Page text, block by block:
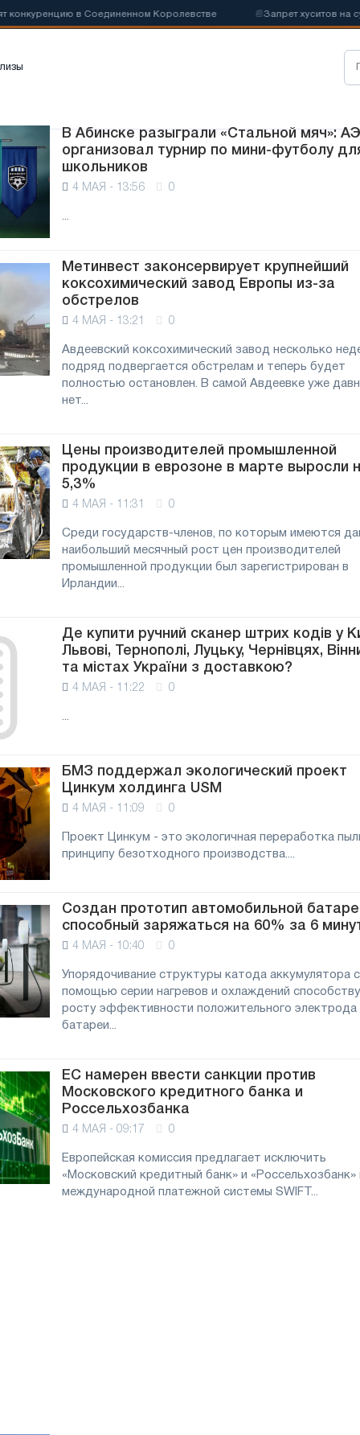
в Соединенном Королевстве Запрет хуситов на
В Абинске разыграли «Стальной мяч»:
организовал турнир по мини-футболу
школьников
4 МАЯ - 13:56 0
...
Метинвест законсервирует крупнейший
коксохимический завод Европы из-за
обстрелов
4 МАЯ - 13:21 0
Авдеевский коксохимический завод несколько
подряд подвергается обстрелам и теперь будет
полностью остановлен. В самой Авдеевке уже
нет...
Цены производителей промышленной
продукции в еврозоне в марте выросли
5,3%
4 МАЯ - 11:31 0
Среди государств-членов, по которым имеются
наибольший месячный рост цен производителей
промышленной продукции был зарегистрирован в
Ирландии...
Де купити ручний сканер штрих кодів у
Львові, Тернополі, Луцьку, Чернівцях,
та містах України з доставкою?
4 МАЯ - 11:22 0
...
БМЗ поддержал экологический проект
Цинкум холдинга USM
4 МАЯ - 11:09 0
Проект Цинкум - это экологичная переработка
принципу безотходного производства....
Создан прототип автомобильной
способный заряжаться на 60% за 6
4 МАЯ - 10:40 0
Упорядочивание структуры катода аккумулятора с
помощью серии нагревов и охлаждений
росту эффективности положительного электрода
батареи...
ЕС намерен ввести санкции против
Московского кредитного банка и
Россельхозбанка
4 МАЯ - 09:17 0
Европейская комиссия предлагает исключить
«Московский кредитный банк» и «Россельхозбанк»
международной платежной системы SWIFT...